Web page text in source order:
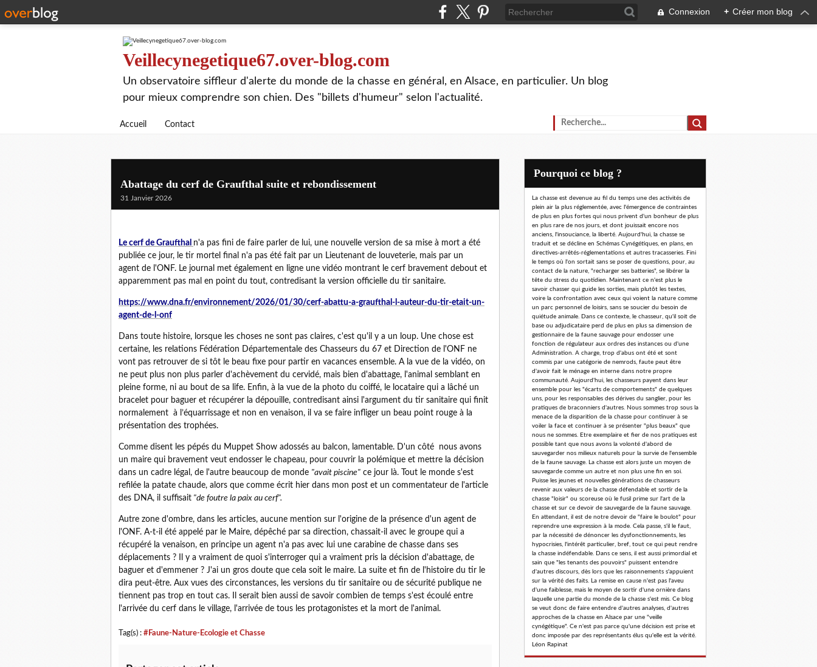
Connexion + Créer mon blog
Veillecynegetique67.over-blog.com
Un observatoire siffleur d'alerte du monde de la chasse en général, en Alsace, en particulier. Un blog
pour mieux comprendre son chien. Des "billets d'humeur" selon l'actualité.
Accueil Contact
Abattage du cerf de Graufthal suite et rebondissement
31 Janvier 2026
Le cerf de Graufthal n'a pas fini de faire parler de lui, une nouvelle version de sa mise à mort a été
publiée ce jour, le tir mortel final n'a pas été fait par un Lieutenant de louveterie, mais par un
agent de l'ONF. Le journal met également en ligne une vidéo montrant le cerf bravement debout et
apparemment pas mal en point du tout, contredisant la version officielle du tir sanitaire.
https://www.dna.fr/environnement/2026/01/30/cerf-abattu-a-graufthal-l-auteur-du-tir-etait-un-
agent-de-l-onf
Dans toute histoire, lorsque les choses ne sont pas claires, c'est qu'il y a un loup. Une chose est
certaine, les relations Fédération Départementale des Chasseurs du 67 et Direction de l'ONF ne
vont pas retrouver de si tôt le beau fixe pour partir en vacances ensemble. A la vue de la vidéo, on
ne peut plus non plus parler d'achèvement du cervidé, mais bien d'abattage, l'animal semblant en
pleine forme, ni au bout de sa life. Enfin, à la vue de la photo du coiffé, le locataire qui a lâché un
bracelet pour baguer et récupérer la dépouille, contredisant ainsi l'argument du tir sanitaire qui finit
normalement à l’équarrissage et non en venaison, il va se faire infliger un beau point rouge à la
présentation des trophées.
Comme disent les pépés du Muppet Show adossés au balcon, lamentable. D'un côté nous avons
un maire qui bravement veut endosser le chapeau, pour couvrir la polémique et mettre la décision
dans un cadre légal, de l'autre beaucoup de monde "avait piscine" ce jour là. Tout le monde s'est
refilée la patate chaude, alors que comme écrit hier dans mon post et un commentateur de l'article
des DNA, il suffisait "de foutre la paix au cerf".
Autre zone d'ombre, dans les articles, aucune mention sur l'origine de la présence d'un agent de
l'ONF. A-t-il été appelé par le Maire, dépêché par sa direction, chassait-il avec le groupe qui a
récupéré la venaison, en principe un agent n'a pas avec lui une carabine de chasse dans ses
déplacements ? Il y a vraiment de quoi s'interroger qui a vraiment pris la décision d'abattage, de
baguer et d'emmener ? J'ai un gros doute que cela soit le maire. La suite et fin de l'histoire du tir le
dira peut-être. Aux vues des circonstances, les versions du tir sanitaire ou de sécurité publique ne
tiennent pas trop en tout cas. Il serait bien aussi de savoir combien de temps s'est écoulé entre
l'arrivée du cerf dans le village, l'arrivée de tous les protagonistes et la mort de l'animal.
Tag(s) : #Faune-Nature-Ecologie et Chasse
Pourquoi ce blog ?
La chasse est devenue au fil du temps une des activités de
plein air la plus réglementée, avec l'émergence de contraintes
de plus en plus fortes qui nous privent d'un bonheur de plus
en plus rare de nos jours, et dont jouissait encore nos
anciens, l'insouciance, la liberté. Aujourd'hui, la chasse se
traduit et se décline en Schémas Cynégétiques, en plans, en
directives-arrêtés-réglementations et autres tracasseries. Fini
le temps où l'on sortait sans se poser de questions, pour, au
contact de la nature, "recharger ses batteries", se libérer la
tête du stress du quotidien. Maintenant ce n'est plus le
savoir chasser qui guide les sorties, mais plutôt les textes,
voire la confrontation avec ceux qui voient la nature comme
un parc personnel de loisirs, sans se soucier du besoin de
quiétude animale. Dans ce contexte, le chasseur, qu'il soit de
base ou adjudicataire perd de plus en plus sa dimension de
gestionnaire de la faune sauvage pour endosser une
fonction de régulateur aux ordres des instances ou d'une
Administration. A charge, trop d'abus ont été et sont
commis par une catégorie de nemrods, faute peut être
d'avoir fait le ménage en interne dans notre propre
communauté. Aujourd'hui, les chasseurs payent dans leur
ensemble pour les "écarts de comportements" de quelques
uns, pour les responsables des dérives du sanglier, pour les
pratiques de braconniers d'autres. Nous sommes trop sous la
menace de la disparition de la chasse pour continuer à se
voiler la face et continuer à se présenter "plus beaux" que
nous ne sommes. Etre exemplaire et fier de nos pratiques est
possible tant que nous avons la volonté d'abord de
sauvegarder nos milieux naturels pour la survie de l'ensemble
de la faune sauvage. La chasse est alors juste un moyen de
sauvegarde comme un autre et non plus une fin en soi.
Puisse les jeunes et nouvelles générations de chasseurs
revenir aux valeurs de la chasse défendable et sortir de la
chasse "loisir" ou scoreuse où le fusil prime sur l'art de la
chasse et sur ce devoir de sauvegarde de la faune sauvage.
En attendant, il est de notre devoir de "faire le boulot" pour
reprendre une expression à la mode. Cela passe, s'il le faut,
par la nécessité de dénoncer les dysfonctionnements, les
hypocrisies, l'intérêt particulier, bref, tout ce qui peut rendre
la chasse indéfendable. Dans ce sens, il est aussi primordial et
sain que "les tenants des pouvoirs" puissent entendre
d'autres discours, dès lors que les raisonnements s'appuient
sur la vérité des faits. La remise en cause n'est pas l'aveu
d'une faiblesse, mais le moyen de sortir d'une ornière dans
laquelle une partie du monde de la chasse s'est mis. Ce blog
se veut donc de faire entendre d'autres analyses, d'autres
approches de la chasse en Alsace par une "veille
cynégétique". Ce n'est pas parce qu'une décision est prise et
donc imposée par des représentants élus qu'elle est la vérité.
Léon Rapinat